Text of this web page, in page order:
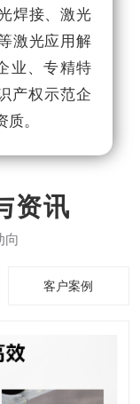
焊接、激光
激光应用解
业、专精特
产权示范企
。
资讯
客户案例